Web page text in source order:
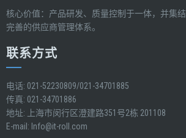
核心价值：产品研发、质量控制于一体，并集结
完善的供应商管理体系。
联系方式
电话: 021-52230809/021-34701885
传真: 021-34701886
地址: 上海市闵行区澄建路351号2栋 201108
E-mail: Info@it-roll.com